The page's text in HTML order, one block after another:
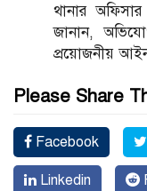
থানার
জানান,
প্রয়োজনীয়
Please Share
Facebook
Linkedin